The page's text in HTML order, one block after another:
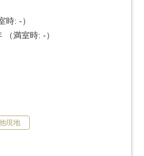
時: -）
（満室時: -）
現地